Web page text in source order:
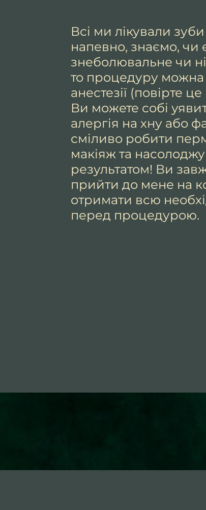
Всі ми лікували зуби
напевно, знаємо, чи
знеболювальне чи
то процедуру
анестезії (повірте
Ви можете собі
алергія на хну або
сміливо робити
макіяж та
результатом! Ви
прийти до мене на
отримати всю
перед процедурою.